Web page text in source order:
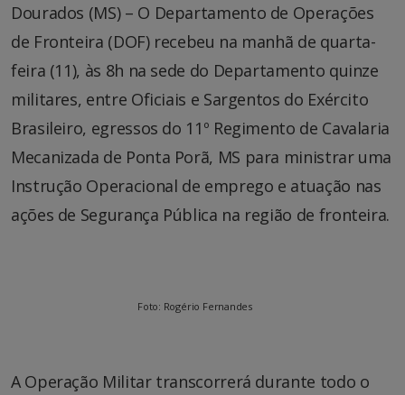
Dourados (MS) – O Departamento de Operações
de Fronteira (DOF) recebeu na manhã de quarta-
feira (11), às 8h na sede do Departamento quinze
militares, entre Oficiais e Sargentos do Exército
Brasileiro, egressos do 11º Regimento de Cavalaria
Mecanizada de Ponta Porã, MS para ministrar uma
Instrução Operacional de emprego e atuação nas
ações de Segurança Pública na região de fronteira.
Foto: Rogério Fernandes
A Operação Militar transcorrerá durante todo o